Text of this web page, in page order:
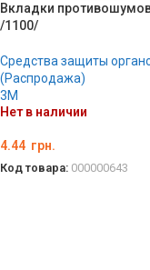
Вкладки
/1100/
Средства защиты
(Распродажа)
3М
Нет в наличии
4.44 грн.
Код товара: 000000643